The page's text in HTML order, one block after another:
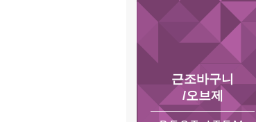
근조바구니
/오브제